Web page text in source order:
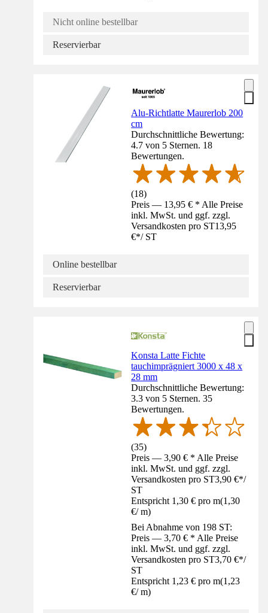
Nicht online bestellbar
Reservierbar
Alu-Richtlatte Maurerlob 200
cm
Durchschnittliche Bewertung:
4.7 von 5 Sternen. 18
Bewertungen.
(18)
Preis — 13,95 € * Alle Preise
inkl. MwSt. und ggf. zzgl.
Versandkosten pro ST13,95
€*/ ST
Online bestellbar
Reservierbar
Konsta Latte Fichte
tauchimprägniert 3000 x 48 x
28 mm
Durchschnittliche Bewertung:
3.3 von 5 Sternen. 35
Bewertungen.
(35)
Preis — 3,90 € * Alle Preise
inkl. MwSt. und ggf. zzgl.
Versandkosten pro ST3,90 €*/
ST
Entspricht 1,30 € pro m(1,30
€/ m)
Bei Abnahme von 198 ST:
Preis — 3,70 € * Alle Preise
inkl. MwSt. und ggf. zzgl.
Versandkosten pro ST3,70 €*/
ST
Entspricht 1,23 € pro m(1,23
€/ m)